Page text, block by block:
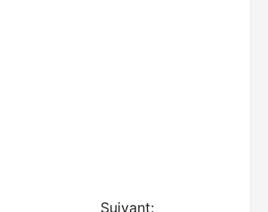
Suivant: